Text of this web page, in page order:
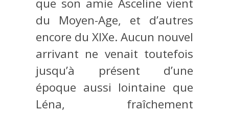
que son amie Asceline vient
du Moyen-Age, et d’autres
encore du XIXe. Aucun nouvel
arrivant ne venait toutefois
jusqu’à présent d’une
époque aussi lointaine que
Léna, fraîchement